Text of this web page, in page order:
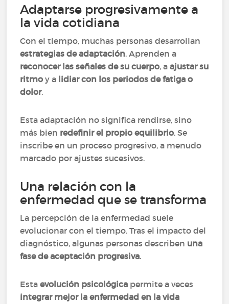
Adaptarse progresivamente a
la vida cotidiana
Con el tiempo, muchas personas desarrollan
estrategias de adaptación. Aprenden a
reconocer las señales de su cuerpo, aajustar su
ritmo y a lidiar con los periodos de fatiga o
dolor.
Esta adaptación no significa rendirse, sino
más bien redefinir el propio equilibrio. Se
inscribe en un proceso progresivo, a menudo
marcado por ajustes sucesivos.
Una relación con la
enfermedad que se transforma
La percepción de la enfermedad suele
evolucionar con el tiempo. Tras el impacto del
diagnóstico, algunas personas describen una
fase de aceptación progresiva.
Estaevolución psicológica permite a veces
integrar mejor la enfermedad en la vida